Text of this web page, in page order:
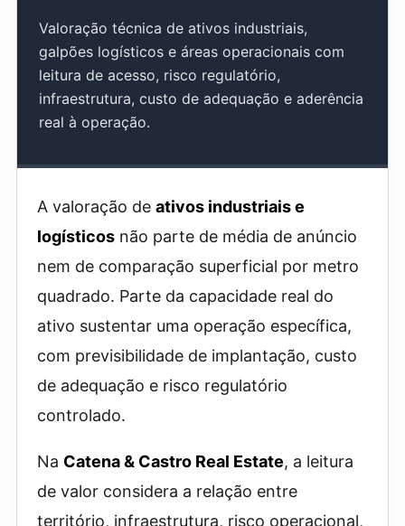
Valoração técnica de ativos industriais,
galpões logísticos e áreas operacionais com
leitura de acesso, risco regulatório,
infraestrutura, custo de adequação e aderência
real à operação.
A valoração de ativos industriais e
logísticos não parte de média de anúncio
nem de comparação superficial por metro
quadrado. Parte da capacidade real do
ativo sustentar uma operação específica,
com previsibilidade de implantação, custo
de adequação e risco regulatório
controlado.
Na Catena & Castro Real Estate, a leitura
de valor considera a relação entre
território, infraestrutura, risco operacional,